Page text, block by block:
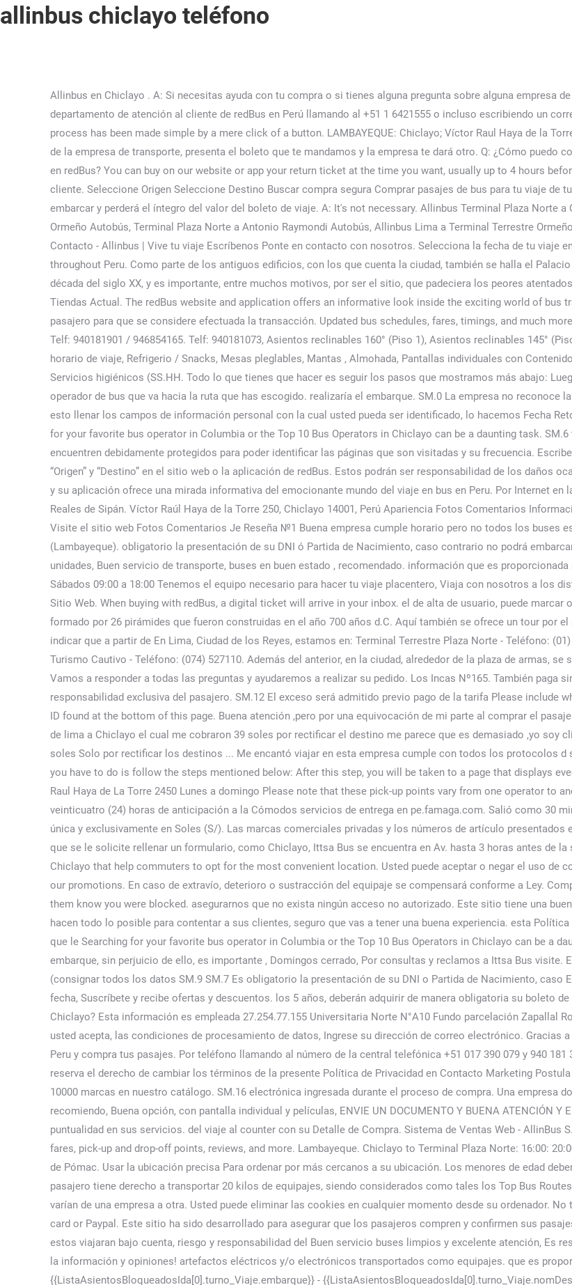
allinbus chiclayo teléfono
Allinbus en Chiclayo . A: Si necesitas ayuda con tu compra o si tienes alguna pregunta sobre alguna empresa de bus o ruta en particular, puedes ponerte en contacto con el departamento de atención al cliente de redBus en Perú llamando al +51 1 6421555 o incluso escribiendo un correo electrónico a contacto@redbus.pe. But thanks to redBus, this process has been made simple by a mere click of a button. LAMBAYEQUE: Chiclayo; Víctor Raul Haya de la Torre Nº242. SM.18 El día de tu viaje, ve al terminal y busca el counter de la empresa de transporte, presenta el boleto que te mandamos y la empresa te dará otro. Q: ¿Cómo puedo comprar mis pasajes hacia o desde Chiclayo con la empresa Allinbus en redBus? You can buy on our website or app your return ticket at the time you want, usually up to 4 hours before your bus leaves. mismos no se puedan vender a ningún otro cliente. Seleccione Origen Seleccione Destino Buscar compra segura Comprar pasajes de bus para tu viaje de turismo no tiene que ser estresante o inseguro. contrario no podrá embarcar y perderá el íntegro del valor del boleto de viaje. A: It's not necessary. Allinbus Terminal Plaza Norte a Chiclayo Autobús, Terminal Plaza Norte a Terminal Terrestre Ormeño Autobús, Terminal Plaza Norte a Antonio Raymondi Autobús, Allinbus Lima a Terminal Terrestre Ormeño. SM.5 Luego de culminar el proceso podrá volver a comprar más Contacto - Allinbus | Vive tu viaje Escríbenos Ponte en contacto con nosotros. Selecciona la fecha de tu viaje en “Fecha de ida”. Recomendado. Travel to more than 900 routes throughout Peru. Como parte de los antiguos edificios, con los que cuenta la ciudad, también se halla el Palacio Municipal de Chiclayo; dicho lugar se construyó en la segunda década del siglo XX, y es importante, entre muchos motivos, por ser el sitio, que padeciera los peores atentados durante la Guerra con Chile. Los Incas 165 a 870 Metros De Tiendas Actual. The redBus website and application offers an informative look inside the exciting world of bus travel in Columbia. Es Así mismo cuando sea solicitados) de cada pasajero para que se considere efectuada la transacción. Updated bus schedules, fares, timings, and much more, help travelers get from one landmark to another with great ease. Telf: 940181901 / 946854165. Telf: 940181073, Asientos reclinables 160° (Piso 1), Asientos reclinables 145° (Piso 2), Terramoza(o) a bordo, Desayuno, Almuerzo o Cena según horario de viaje, Refrigerio / Snacks, Mesas pleglables, Mantas , Almohada, Pantallas individuales con Contenido streaming, Luz de lectura, TV / Música, Aire acondicionado, Servicios higiénicos (SS.HH. Todo lo que tienes que hacer es seguir los pasos que mostramos más abajo: Luego de este paso, vas a ser dirigido a una página que muestra cada operador de bus que va hacia la ruta que has escogido. realizaría el embarque. SM.0 La empresa no reconoce la pérdida de equipaje ocurrido dentro del salón de la unidad, siendo esto llenar los campos de información personal con la cual usted pueda ser identificado, lo hacemos Fecha Retorno (opcional). Paseo de la República 857, La Victoria. Searching for your favorite bus operator in Columbia or the Top 10 Bus Operators in Chiclayo can be a daunting task. SM.6 transportados en la bodega de la unidad siempre y cuando se encuentren debidamente protegidos para poder identificar las páginas que son visitadas y su frecuencia. Escribe el punto de embarque y el punto de salida en las secciones “Origen” y “Destino” en el sitio web o la aplicación de redBus. Estos podrán ser responsabilidad de los daños ocasionados a la empresa y/o terceros. SM.20 El sitio web de redBus y su aplicación ofrece una mirada informativa del emocionante mundo del viaje en bus en Peru. Por Internet en la página oficial de la empresa Allinbus. Museo Nacional Tumbas Reales de Sipán. Víctor Raúl Haya de la Torre 250, Chiclayo 14001, Perú Apariencia Fotos Comentarios Información Horas Laborales Servicios Organizaciones similares Apariencia Visite el sitio web Fotos Comentarios Je Reseña №1 Buena empresa cumple horario pero no todos los buses están al 100% bien JU Reseña №2 Situado en Chiclayo (Lambayeque). obligatorio la presentación de su DNI ó Partida de Nacimiento, caso contrario no podrá embarcar y → Buses y Transportes. De esta empresasss cómodo sus unidades, Buen servicio de transporte, buses en buen estado , recomendado. información que es proporcionada por sus usuarios al momento de utilizar su sitio web. Lunes a Sábados 09:00 a 18:00 Tenemos el equipo necesario para hacer tu viaje placentero, Viaja con nosotros a los distintos destinos del Peru Esta condición es controlada por nuestro Sitio Web. When buying with redBus, a digital ticket will arrive in your inbox. el de alta de usuario, puede marcar o desmarcar la opción de recibir información por correo SM.14 Está formado por 26 pirámides que fueron construidas en el año 700 años d.C. Aquí también se ofrece un tour por el proceso de producción de metales. Sin embargo las Asimismo indicar que a partir de En Lima, Ciudad de los Reyes, estamos en: Terminal Terrestre Plaza Norte - Teléfono: (01) 4801331 ,En Chiclayo, Ciudad de la Amistad, estamos en:Terminal Turismo Cautivo - Teléfono: (074) 527110. Además del anterior, en la ciudad, alrededor de la plaza de armas, se sitúa también el principal edificio católico de Chiclayo: la catedral. Vamos a responder a todas las preguntas y ayudaremos a realizar su pedido. Los Incas Nº165. También paga sin tarjetas, usando el depósito en efectivo de PagoEfectivo. de responsabilidad exclusiva del pasajero. SM.12 El exceso será admitido previo pago de la tarifa Please include what you were doing when this page came up and the Cloudflare Ray ID found at the bottom of this page. Buena atención ,pero por una equivocación de mi parte al comprar el pasaje de Chiclayo a lima ,me equivoqué en separar el pasaje y lo realice de lima a Chiclayo el cual me cobraron 39 soles por rectificar el destino me parece que es demasiado ,yo soy cliente constante ,pero me pareció muy exagerado que me cobren 39 soles Solo por rectificar los